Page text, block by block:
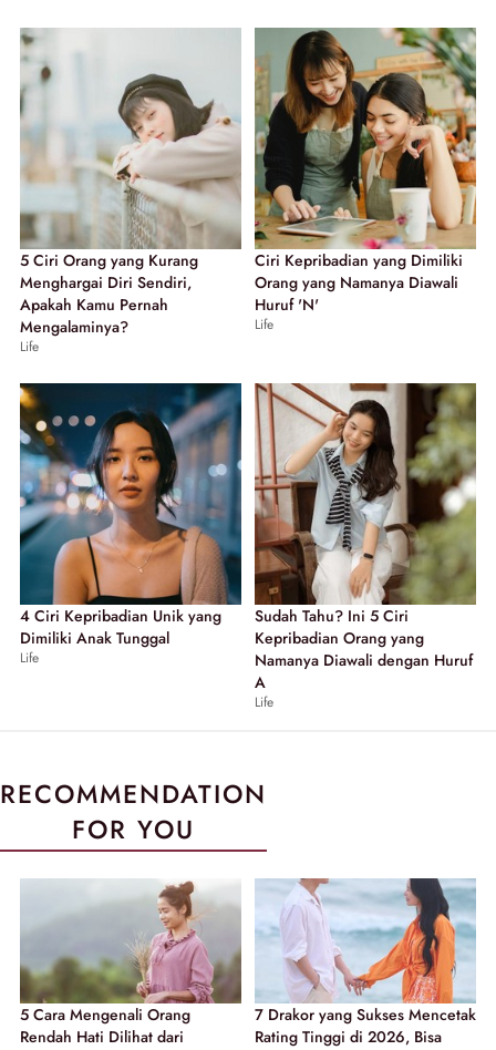
5 Ciri Orang yang Kurang
Menghargai Diri Sendiri,
Apakah Kamu Pernah
Mengalaminya?
Life
Ciri Kepribadian yang Dimiliki
Orang yang Namanya Diawali
Huruf 'N'
Life
4 Ciri Kepribadian Unik yang
Dimiliki Anak Tunggal
Life
Sudah Tahu? Ini 5 Ciri
Kepribadian Orang yang
Namanya Diawali dengan Huruf
A
Life
RECOMMENDATION
FOR YOU
5 Cara Mengenali Orang
Rendah Hati Dilihat dari
7 Drakor yang Sukses Mencetak
Rating Tinggi di 2026, Bisa